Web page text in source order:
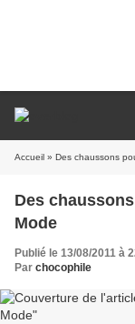
Accueil » Des chaussons
Des
Mode
Publié le 13/08/2011 à
Par chocophile